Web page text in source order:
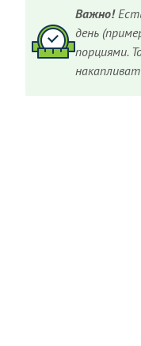
Важно!
день
порциями.